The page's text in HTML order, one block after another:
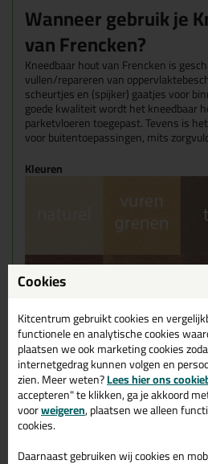
Wanneer gebruik je
van Frencken?
Kneedbaar hout van Frencken is
vullen/repareren van
scheurtjes en (spijker) gaatjes voor
goede kwaliteit wordt het kneedbaar
parketvloeren toegepast. Tevens is
voor buitentoepassingen, mits
Kleuren
verpakkingen
Ook verkrijgbaar in verpakkingen van
Let er alleen op dat sommige
optie hebben!
Kenmerken
Cookies
Kitcentrum gebruikt cookies en
functionele en analytische cookies
plaatsen we ook marketing cookies
internetgedrag kunnen volgen en
zien. Meer weten?Lees hier ons
accepteren" te klikken, ga je akkoord
voorweigeren, plaatsen we alleen
cookies.
Daarnaast gebruiken wij cookies en